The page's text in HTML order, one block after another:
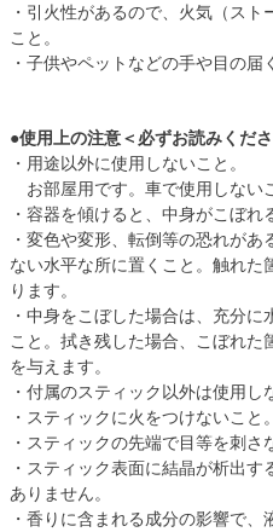
・引火性があるので、火気（ス
こと。
・子供やペットなどの手や目の届
●使用上の注意＜必ずお読みくだ
・用途以外に使用しないこと。
お部屋用です。車で使用しない
・容器を傾けると、中身がこぼれ
・変色や変形、転倒等の恐れが
ない水平な所に置くこと。触れた
ります。
・中身をこぼした場合は、充分
こと。拭き残した場合、こぼれ
を与えます。
・付属のスティック以外は使用し
・スティックに火をつけないこと。
・スティックの先端で目等を刺さ
・スティック表面に結晶が析出
ありません。
・香りに含まれる成分の影響で